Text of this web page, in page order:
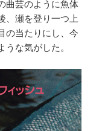
曲芸のように魚体
、瀬を登り一つ上
の当たりにし、今
な気がした。